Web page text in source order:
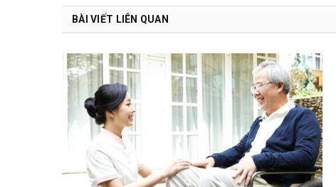
BÀI VIẾT LIÊN QUAN